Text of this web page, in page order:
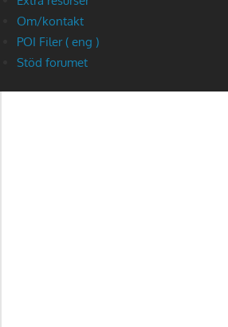
Om/kontakt
POI Filer ( eng )
Stöd forumet